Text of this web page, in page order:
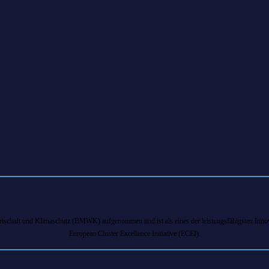
und Klimaschutz (BMWK) aufgenommen und ist als eines der leistungsfähigsten
European Cluster Excellence Initiative (ECEI).